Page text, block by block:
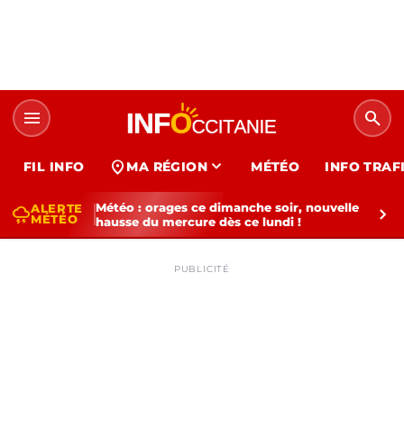
menu search
FIL INFO location_on MA RÉGION expand_more MÉTÉO INFO
thunderstormALERTE
MÉTÉO
Météo : orages ce dimanche soir, nouvelle
hausse du mercure dès ce lundi !
chevron_right
PUBLICITÉ